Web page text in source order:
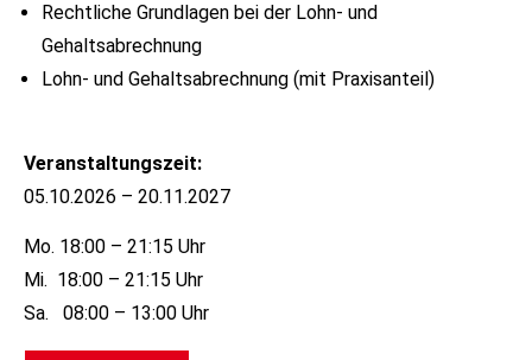
Rechtliche Grundlagen bei der Lohn- und
Gehaltsabrechnung
Lohn- und Gehaltsabrechnung (mit Praxisanteil)
Veranstaltungszeit:
05.10.2026 – 20.11.2027
Mo. 18:00 – 21:15 Uhr
Mi. 18:00 – 21:15 Uhr
Sa. 08:00 – 13:00 Uhr